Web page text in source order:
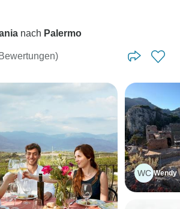
nach Palermo
WC Wendy